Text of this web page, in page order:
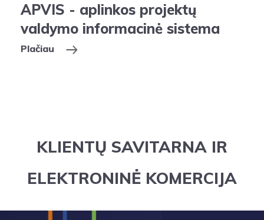
APVIS - aplinkos projektų
valdymo informacinė sistema
Plačiau
KLIENTŲ SAVITARNA IR
ELEKTRONINĖ KOMERCIJA